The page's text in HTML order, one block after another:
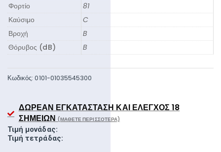
Φορτίο
81
Καύσιμο
C
Βροχή
B
Θόρυβος (dB)
B
Κωδικός:0101-01035545300
ΔΩΡΕΆΝ ΕΓΚΑΤΆΣΤΑΣΗ ΚΑΙ ΈΛΕΓΧΟΣ 18
ΣΗΜΕΊΩΝ (ΜΆΘΕΤΕ ΠΕΡΙΣΣΌΤΕΡΑ)
Τιμή μονάδας:
Τιμή τετράδας: